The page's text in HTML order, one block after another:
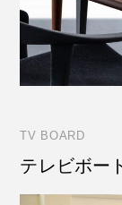
TV BOARD
テレビボー